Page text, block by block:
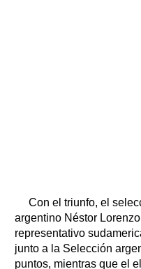
Con el triunfo, el
argentino Néstor
representativo
junto a la Selección
puntos, mientras que el